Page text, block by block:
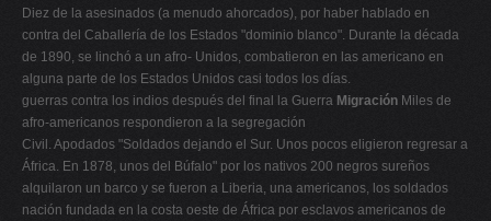
Diez de la asesinados (a menudo ahorcados), por haber hablado en
contra del Caballería de los Estados "dominio blanco". Durante la década
de 1890, se linchó a un afro- Unidos, combatieron en las americano en
alguna parte de los Estados Unidos casi todos los días.
guerras contra los indios después del final la Guerra Migración Miles de
afro-americanos respondieron a la segregación
Civil. Apodados "Soldados dejando el Sur. Unos pocos eligieron regresar a
África. En 1878, unos del Búfalo" por los nativos 200 negros sureños
alquilaron un barco y se fueron a Liberia, una americanos, los soldados
nación fundada en la costa oeste de África por esclavos americanos de